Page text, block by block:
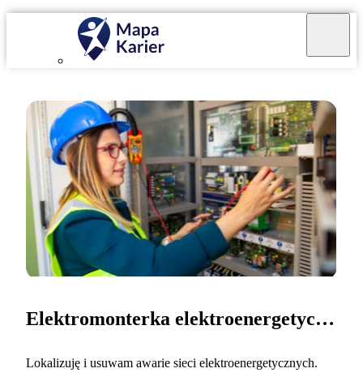
Elektromonterka elektroenergetyczna
Lokalizuję i usuwam awarie sieci elektroenergetycznych.